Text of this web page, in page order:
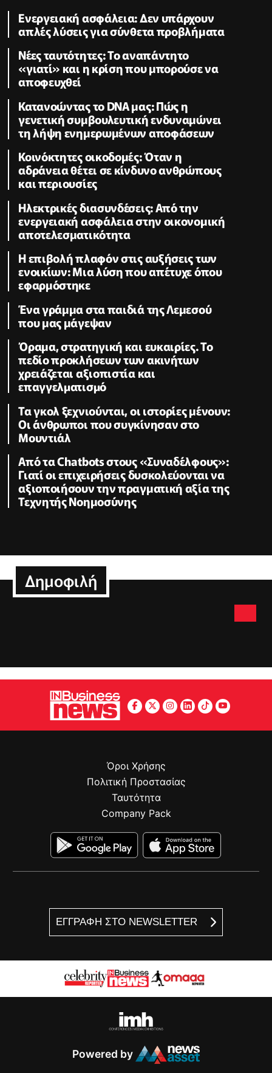
Ενεργειακή ασφάλεια: Δεν υπάρχουν
απλές λύσεις για σύνθετα προβλήματα
Νέες ταυτότητες: Το αναπάντητο
«γιατί» και η κρίση που μπορούσε να
αποφευχθεί
Κατανοώντας το DNA μας: Πώς η
γενετική συμβουλευτική ενδυναμώνει
τη λήψη ενημερωμένων αποφάσεων
Κοινόκτητες οικοδομές: Όταν η
αδράνεια θέτει σε κίνδυνο ανθρώπους
και περιουσίες
Ηλεκτρικές διασυνδέσεις: Από την
ενεργειακή ασφάλεια στην οικονομική
αποτελεσματικότητα
Η επιβολή πλαφόν στις αυξήσεις των
ενοικίων: Μια λύση που απέτυχε όπου
εφαρμόστηκε
Ένα γράμμα στα παιδιά της Λεμεσού
που μας μάγεψαν
Όραμα, στρατηγική και ευκαιρίες. Το
πεδίο προκλήσεων των ακινήτων
χρειάζεται αξιοπιστία και
επαγγελµατισµό
Τα γκολ ξεχνιούνται, οι ιστορίες μένουν:
Οι άνθρωποι που συγκίνησαν στο
Μουντιάλ
Από τα Chatbots στους «Συναδέλφους»:
Γιατί οι επιχειρήσεις δυσκολεύονται να
αξιοποιήσουν την πραγματική αξία της
Τεχνητής Νοημοσύνης
Δημοφιλή
ΕΓΓΡΑΦΗ ΣΤΟ NEWSLETTER
Όροι Χρήσης
Πολιτική Προστασίας
Ταυτότητα
Company Pack
Powered by